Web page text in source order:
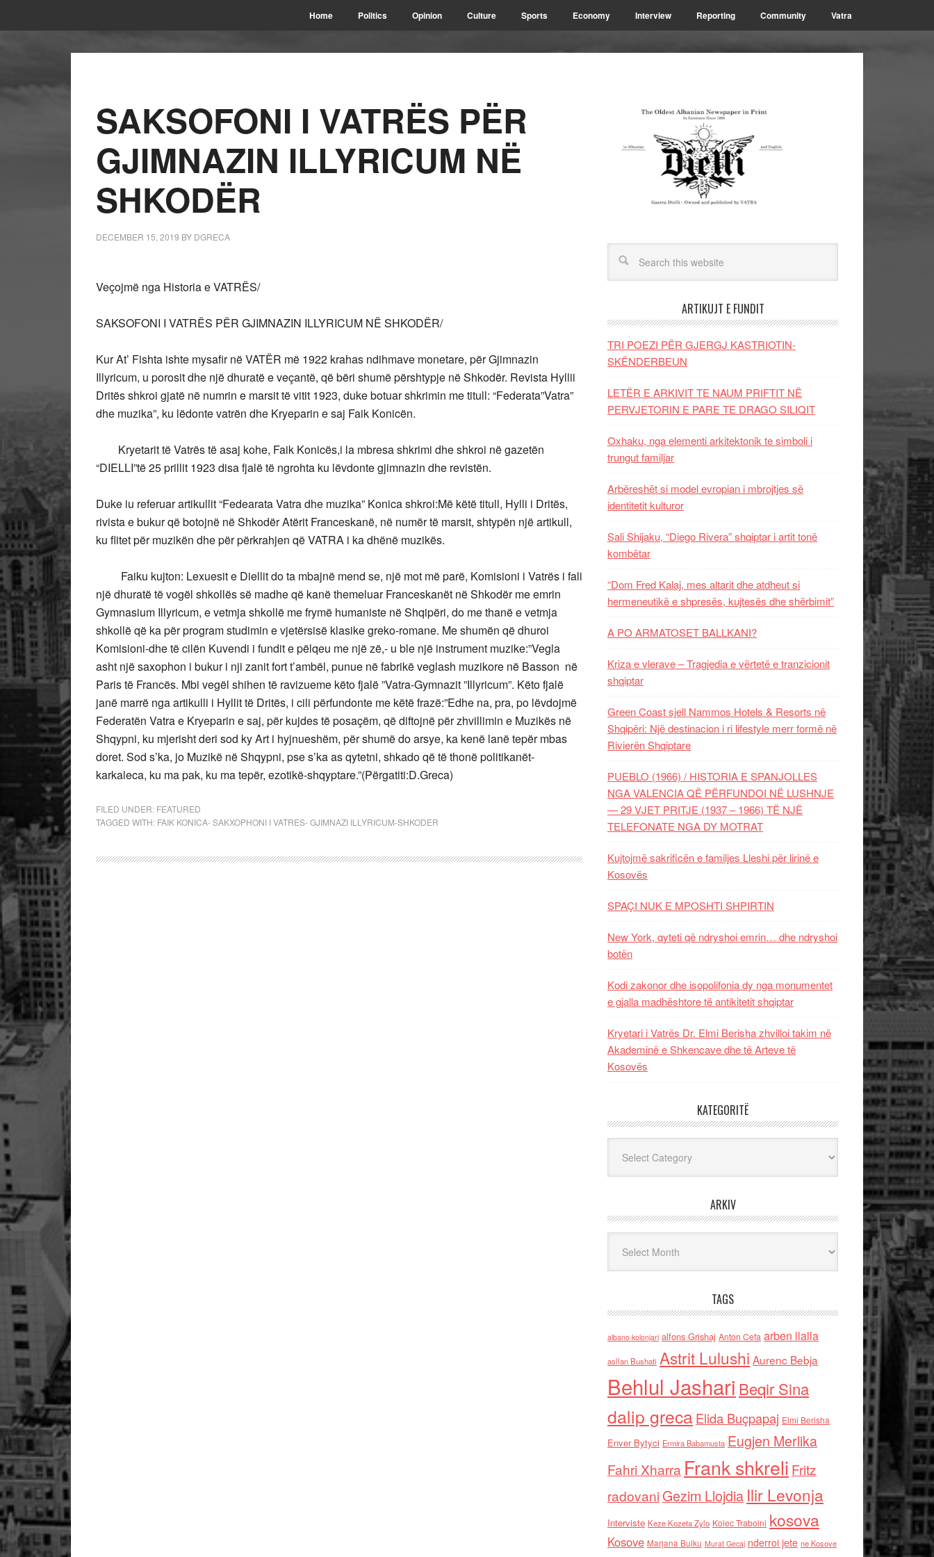
Home Politics Opinion Culture Sports Economy Interview Reporting Community Vatra
SAKSOFONI I VATRËS PËR
GJIMNAZIN ILLYRICUM NË
SHKODËR
DECEMBER 15, 2019 BY DGRECA
Veçojmë nga Historia e VATRËS/
SAKSOFONI I VATRËS PËR GJIMNAZIN ILLYRICUM NË SHKODËR/
Kur At’ Fishta ishte mysafir në VATËR më 1922 krahas ndihmave monetare, për Gjimnazin
Illyricum, u porosit dhe një dhuratë e veçantë, që bëri shumë përshtypje në Shkodër. Revista Hyllii
Dritës shkroi gjatë në numrin e marsit të vitit 1923, duke botuar shkrimin me titull: “Federata”Vatra”
dhe muzika”, ku lëdonte vatrën dhe Kryeparin e saj Faik Konicën.
Kryetarit të Vatrës të asaj kohe, Faik Konicës,i la mbresa shkrimi dhe shkroi në gazetën
“DIELLI”të 25 prillit 1923 disa fjalë të ngrohta ku lëvdonte gjimnazin dhe revistën.
Duke iu referuar artikullit “Fedearata Vatra dhe muzika” Konica shkroi:Më këtë titull, Hylli i Dritës,
rivista e bukur që botojnë në Shkodër Atërit Franceskanë, në numër të marsit, shtypën një artikull,
ku flitet për muzikën dhe për përkrahjen që VATRA i ka dhënë muzikës.
Faiku kujton: Lexuesit e Diellit do ta mbajnë mend se, një mot më parë, Komisioni i Vatrës i fali
një dhuratë të vogël shkollës së madhe që kanë themeluar Franceskanët në Shkodër me emrin
Gymnasium Illyricum, e vetmja shkollë me frymë humaniste në Shqipëri, do me thanë e vetmja
shkollë që ka për program studimin e vjetërsisë klasike greko-romane. Me shumën që dhuroi
Komisioni-dhe të cilën Kuvendi i fundit e pëlqeu me një zë,- u ble një instrument muzike:”Vegla
asht një saxophon i bukur i nji zanit fort t’ambël, punue në fabrikë veglash muzikore në Basson në
Paris të Francës. Mbi vegël shihen të ravizueme këto fjalë ”Vatra-Gymnazit ”Illyricum”. Këto fjalë
janë marrë nga artikulli i Hyllit të Dritës, i cili përfundonte me këtë frazë:”Edhe na, pra, po lëvdojmë
Federatën Vatra e Kryeparin e saj, për kujdes të posaçëm, që diftojnë për zhvillimin e Muzikës në
Shqypni, ku mjerisht deri sod ky Art i hyjnueshëm, për shumë do arsye, ka kenë lanë tepër mbas
doret. Sod s’ka, jo Muzikë në Shqypni, pse s’ka as qytetni, shkado që të thonë politikanët-
karkaleca, ku ma pak, ku ma tepër, ezotikë-shqyptare.”(Përgatiti:D.Greca)
FILED UNDER: FEATURED
TAGGED WITH: FAIK KONICA- SAKXOPHONI I VATRES- GJIMNAZI ILLYRICUM-SHKODER
ARTIKUJT E FUNDIT
TRI POEZI PËR GJERGJ KASTRIOTIN-
SKËNDERBEUN
LETËR E ARKIVIT TE NAUM PRIFTIT NË
PERVJETORIN E PARE TE DRAGO SILIQIT
Oxhaku, nga elementi arkitektonik te simboli i
trungut familjar
Arbëreshët si model evropian i mbrojtjes së
identitetit kulturor
Sali Shijaku, “Diego Rivera” shqiptar i artit tonë
kombëtar
“Dom Fred Kalaj, mes altarit dhe atdheut si
hermeneutikë e shpresës, kujtesës dhe shërbimit”
A PO ARMATOSET BALLKANI?
Kriza e vlerave – Tragjedia e vërtetë e tranzicionit
shqiptar
Green Coast sjell Nammos Hotels & Resorts në
Shqipëri: Një destinacion i ri lifestyle merr formë në
Rivierën Shqiptare
PUEBLO (1966) / HISTORIA E SPANJOLLES
NGA VALENCIA QË PËRFUNDOI NË LUSHNJE
— 29 VJET PRITJE (1937 – 1966) TË NJË
TELEFONATE NGA DY MOTRAT
Kujtojmë sakrificën e familjes Lleshi për lirinë e
Kosovës
SPAÇI NUK E MPOSHTI SHPIRTIN
New York, qyteti që ndryshoi emrin… dhe ndryshoi
botën
Kodi zakonor dhe isopolifonia dy nga monumentet
e gjalla madhështore të antikitetit shqiptar
Kryetari i Vatrës Dr. Elmi Berisha zhvilloi takim në
Akademinë e Shkencave dhe të Arteve të
Kosovës
KATEGORITË
ARKIV
TAGS
albano kolonjari alfons Grishaj Anton Cefa arben llalla
asllan Bushati Astrit Lulushi Aurenc Bebja
Behlul Jashari Beqir Sina
dalip grecaElida Buçpapaj Elmi Berisha
Enver Bytyci Ermira Babamusta Eugjen Merlika
Fahri Xharra Frank shkreli Fritz
radovaniGezim Llojdia Ilir Levonja
Interviste Keze Kozeta Zylo Kolec Traboini kosova
Kosove Marjana Bulku Murat Gecaj nderroi jete ne Kosove